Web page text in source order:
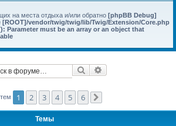
на места отдыха и/или обратно [phpBB Debug]
[ROOT]/vendor/twig/twig/lib/Twig/Extension/Core.php
Parameter must be an array or an object that
Поиск
1 2 3 4 5 6
Темы